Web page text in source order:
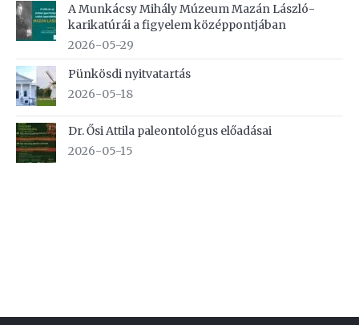
A Munkácsy Mihály Múzeum Mazán László-
karikatúrái a figyelem középpontjában
2026-05-29
Pünkösdi nyitvatartás
2026-05-18
Dr. Ősi Attila paleontológus előadásai
2026-05-15